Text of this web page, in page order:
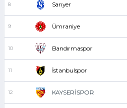
8 Sarıyer
9 Ümraniye
10 Bandırmaspor
11 İstanbulspor
12 KAYSERİSPOR